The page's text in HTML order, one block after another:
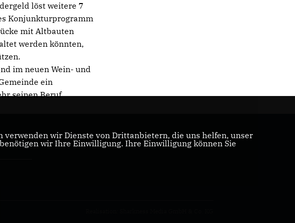
löst weitere 7
Konjunkturprogramm
mit Altbauten
werden könnten,
im neuen Wein- und
ein
seinen Beruf
verwenden wir Dienste von Drittanbietern, die uns helfen, unser
wir Ihre Einwilligung. Ihre Einwilligung können Sie